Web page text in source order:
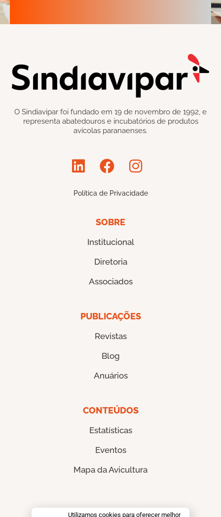
O Sindiavipar foi fundado em 19 de novembro de 1992, e
representa abatedouros e incubatórios de produtos
avícolas paranaenses.
Política de Privacidade
SOBRE
Institucional
Diretoria
Associados
PUBLICAÇÕES
Revistas
Blog
Anuários
CONTEÚDOS
Estatísticas
Eventos
Mapa da Avicultura
CONTATO
Utilizamos cookies para oferecer melhor